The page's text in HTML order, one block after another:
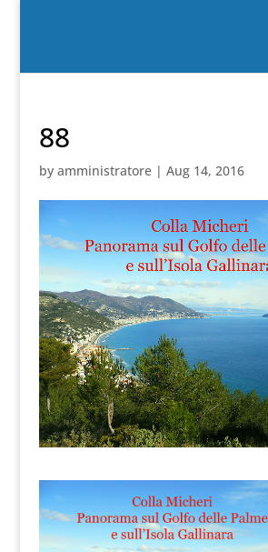
88
by amministratore| Aug 14, 2016